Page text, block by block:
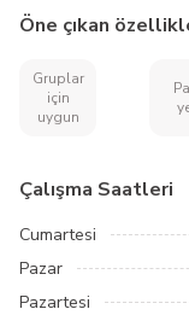
Öne çıkan
Gruplar
için
uygun
Çalışma Saatleri
Cumartesi
Pazar
Pazartesi